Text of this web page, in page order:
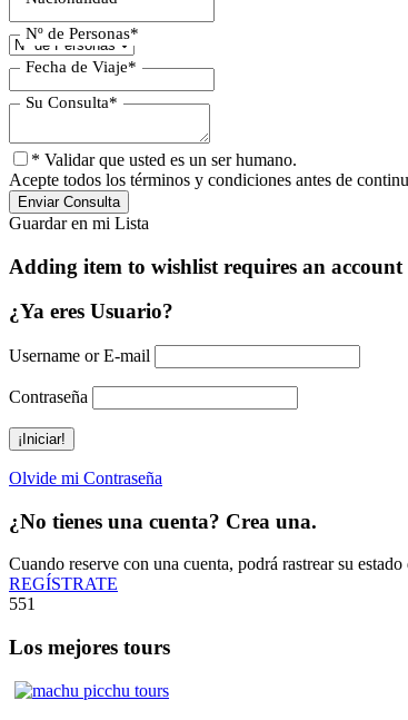
Nº de Personas*
Fecha de Viaje*
Su Consulta*
* Validar que usted es un ser humano.
Acepte todos los términos y condiciones antes de
Guardar en mi Lista
Adding item to wishlist requires an account
¿Ya eres Usuario?
Username or E-mail
Contraseña
Olvide mi Contraseña
¿No tienes una cuenta? Crea una.
Cuando reserve con una cuenta, podrá rastrear su
REGÍSTRATE
551
Los mejores tours